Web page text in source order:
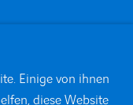
Einige von ihnen
diese Website